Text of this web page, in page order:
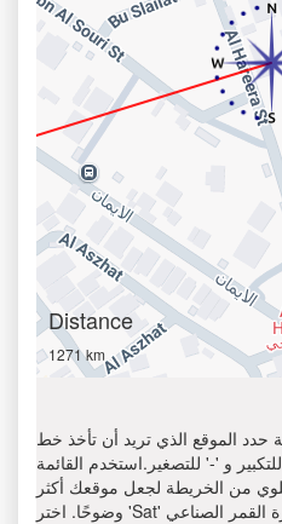
Distance
1271 km
الموقع الذي تريد أن تأخذ خط
و '-' للتصغير.استخدم القائمة
من الخريطة لجعل موقعك أكثر
وضوحًا. اختر 'Sat' من هنا للحصول على صورة القمر الصناعي